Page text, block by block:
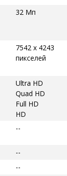
32 Мп
7542 x 4243
пикселей
Ultra HD
Quad HD
Full HD
HD
--
--
--